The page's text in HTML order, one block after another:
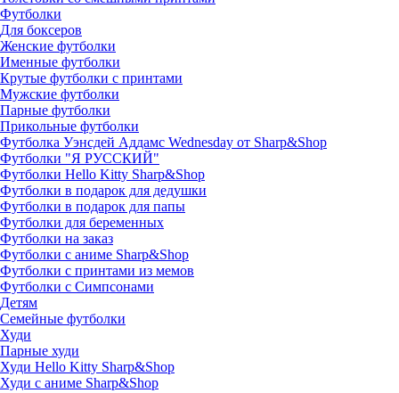
Футболки
Для боксеров
Женские футболки
Именные футболки
Крутые футболки с принтами
Мужские футболки
Парные футболки
Прикольные футболки
Футболка Уэнсдей Аддамс Wednesday от Sharp&Shop
Футболки "Я РУССКИЙ"
Футболки Hello Kitty Sharp&Shop
Футболки в подарок для дедушки
Футболки в подарок для папы
Футболки для беременных
Футболки на заказ
Футболки с аниме Sharp&Shop
Футболки с принтами из мемов
Футболки с Симпсонами
Детям
Семейные футболки
Худи
Парные худи
Худи Hello Kitty Sharp&Shop
Худи с аниме Sharp&Shop